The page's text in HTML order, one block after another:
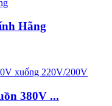
Hãng
380V ...